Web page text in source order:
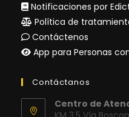
Notificaciones por
Política de
Contáctenos
App para Personas
Contáctanos
Centro de